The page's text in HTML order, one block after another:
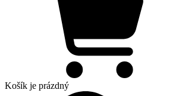
Košík je prázdný